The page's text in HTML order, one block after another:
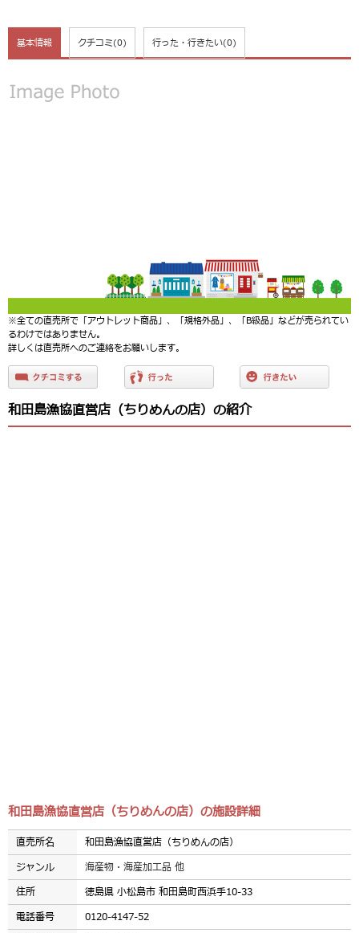
基本情報 クチコミ(0) 行った・行きたい(0)
※全ての直売所で「アウトレット商品」、「規格外品」、「B級品」などが売られてい
るわけではありません。
詳しくは直売所へのご連絡をお願いします。
和田島漁協直営店（ちりめんの店）の紹介
和田島漁協直営店（ちりめんの店）の施設詳細
直売所名
和田島漁協直営店（ちりめんの店）
ジャンル
海産物・海産加工品 他
住所
徳島県 小松島市 和田島町西浜手10‐33
電話番号
0120-4147-52